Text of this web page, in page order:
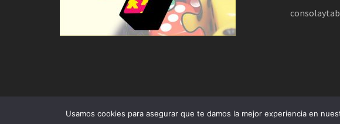
Proudly powered by WordPress|Theme: Awaken byThemezHut.
Usamos cookies para asegurar que te damos la mejor experiencia en